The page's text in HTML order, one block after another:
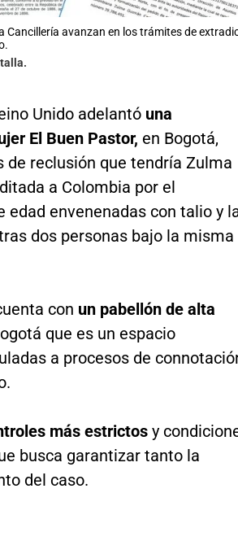
Cancillería avanzan en los trámites de
Unido adelantó una
El Buen Pastor, en Bogotá,
reclusión que tendría Zulma
a Colombia por el
edad envenenadas con talio y
dos personas bajo la misma
con un pabellón de alta
que es un espacio
a procesos de
más estrictosy
busca garantizar tanto la
del caso.